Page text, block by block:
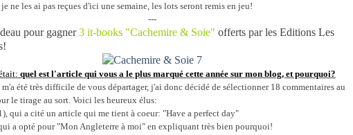
ne les ai pas reçues d'ici une semaine, les lots seront remis en jeu!
---
pour gagner3 it-books "Cachemire & Soie" offerts par les Editions Les
quel est l'article qui vous a le plus marqué cette année sur mon blog, et pourquoi?
été très difficile de vous départager, j'ai donc décidé de sélectionner 18 commentaires au
le tirage au sort. Voici les heureux élus:
qui a cité un article qui me tient à coeur: "Have a perfect day"
a opté pour "Mon Angleterre à moi" en expliquant très bien pourquoi!